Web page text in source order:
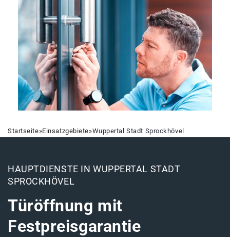
Startseite»Einsatzgebiete»Wuppertal Stadt Sprockhövel
HAUPTDIENSTE IN WUPPERTAL STADT
SPROCKHÖVEL
Türöffnung mit
Festpreisgarantie